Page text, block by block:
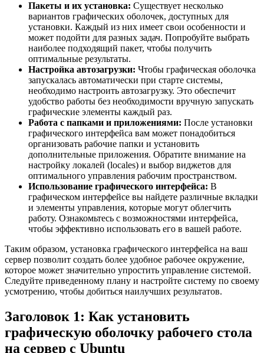
Пакеты и их установка: Существует несколько
вариантов графических оболочек, доступных для
установки. Каждый из них имеет свои особенности и
может подойти для разных задач. Попробуйте выбрать
наиболее подходящий пакет, чтобы получить
оптимальные результаты.
Настройка автозагрузки: Чтобы графическая оболочка
запускалась автоматически при старте системы,
необходимо настроить автозагрузку. Это обеспечит
удобство работы без необходимости вручную запускать
графические элементы каждый раз.
Работа с папками и приложениями: После установки
графического интерфейса вам может понадобиться
организовать рабочие папки и установить
дополнительные приложения. Обратите внимание на
настройку локалей (locales) и выбор виджетов для
оптимального управления рабочим пространством.
Использование графического интерфейса: В
графическом интерфейсе вы найдете различные вкладки
и элементы управления, которые могут облегчить
работу. Ознакомьтесь с возможностями интерфейса,
чтобы эффективно использовать его в вашей работе.
Таким образом, установка графического интерфейса на ваш
сервер позволит создать более удобное рабочее окружение,
которое может значительно упростить управление системой.
Следуйте приведенному плану и настройте систему по своему
усмотрению, чтобы добиться наилучших результатов.
Заголовок 1: Как установить
графическую оболочку рабочего стола
на сервер с Ubuntu